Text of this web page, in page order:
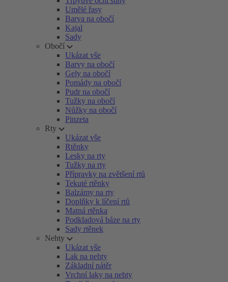
Umělé řasy
Barva na obočí
Kajal
Sady
Obočí
Ukázat vše
Barvy na obočí
Gely na obočí
Pomády na obočí
Pudr na obočí
Tužky na obočí
Nůžky na obočí
Pinzeta
Rty
Ukázat vše
Rtěnky
Lesky na rty
Tužky na rty
Přípravky na zvětšení rtů
Tekuté rtěnky
Balzámy na rty
Doplňky k líčení rtů
Matná rtěnka
Podkladová báze na rty
Sady rtěnek
Nehty
Ukázat vše
Lak na nehty
Základní nátěr
Vrchní laky na nehty